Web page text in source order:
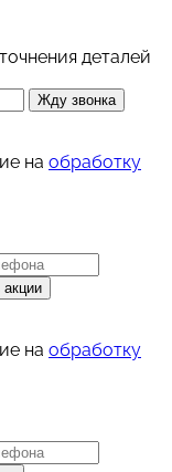
деталей
Жду звонка
на обработку
акции
на обработку